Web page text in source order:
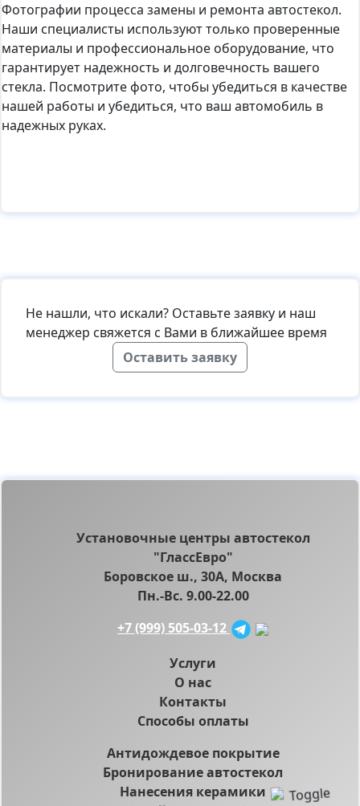
Фотографии процесса замены и ремонта автостекол.
Наши специалисты используют только проверенные
материалы и профессиональное оборудование, что
гарантирует надежность и долговечность вашего
стекла. Посмотрите фото, чтобы убедиться в качестве
нашей работы и убедиться, что ваш автомобиль в
надежных руках.
Не нашли, что искали? Оставьте заявку и наш
менеджер свяжется с Вами в ближайшее время
Оставить заявку
Установочные центры автостекол
"ГлассЕвро"
Боровское ш., 30А, Москва
Пн.-Вс. 9.00-22.00
+7 (999) 505-03-12
Услуги
О нас
Контакты
Способы оплаты
Антидождевое покрытие
Бронирование автостекол
Нанесения керамики